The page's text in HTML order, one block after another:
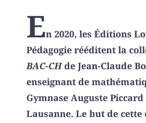
En 2020, les Éditions
Pédagogie rééditent la
BAC-CHde Jean-Claude
enseignant de
Gymnase Auguste Piccard
Lausanne. Le but de cette